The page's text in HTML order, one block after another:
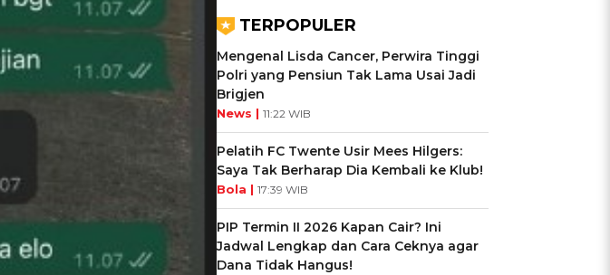
TERPOPULER
Mengenal Lisda Cancer, Perwira Tinggi
Polri yang Pensiun Tak Lama Usai Jadi
Brigjen
News | 11:22 WIB
Pelatih FC Twente Usir Mees Hilgers:
Saya Tak Berharap Dia Kembali ke Klub!
Bola | 17:39 WIB
PIP Termin II 2026 Kapan Cair? Ini
Jadwal Lengkap dan Cara Ceknya agar
Dana Tidak Hangus!